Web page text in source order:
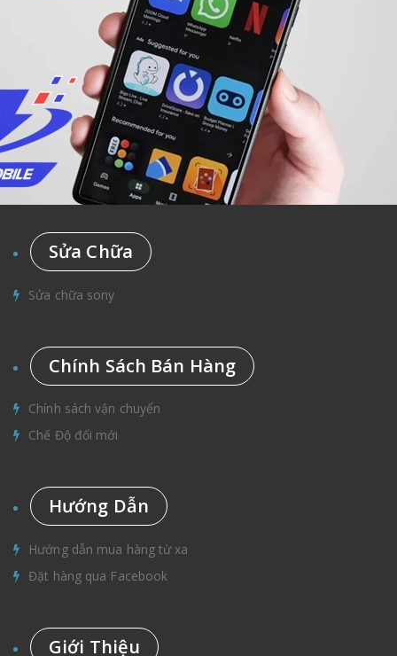
Sửa Chữa
Sửa chữa sony
Chính Sách Bán Hàng
Chính sách vận chuyển
Chế Độ đổi mới
Hướng Dẫn
Hướng dẫn mua hàng từ xa
Đặt hàng qua Facebook
Giới Thiệu